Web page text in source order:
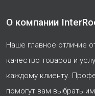
О компании
Наше главное отличие
качество товаров и
каждому клиенту.
помогут вам выбрать